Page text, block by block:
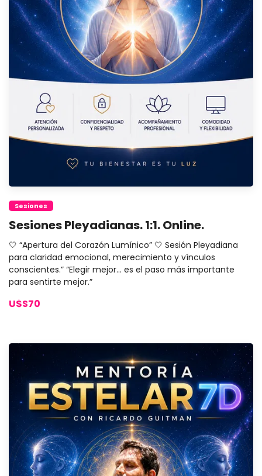
Sesiones
Sesiones Pleyadianas. 1:1. Online.
🤍 “Apertura del Corazón Lumínico” 🤍 Sesión Pleyadiana
para claridad emocional, merecimiento y vínculos
conscientes.” “Elegir mejor... es el paso más importante
para sentirte mejor.”
U$S70